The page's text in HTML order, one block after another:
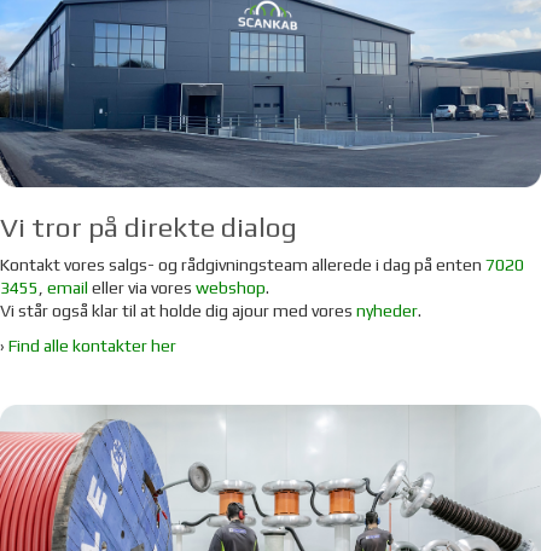
Vi tror på direkte dialog
Kontakt vores salgs- og rådgivningsteam allerede i dag på enten 7020
3455 email eller via vores webshop.
Vi står også klar til at holde dig ajour med vores nyheder.
› Find alle kontakter her